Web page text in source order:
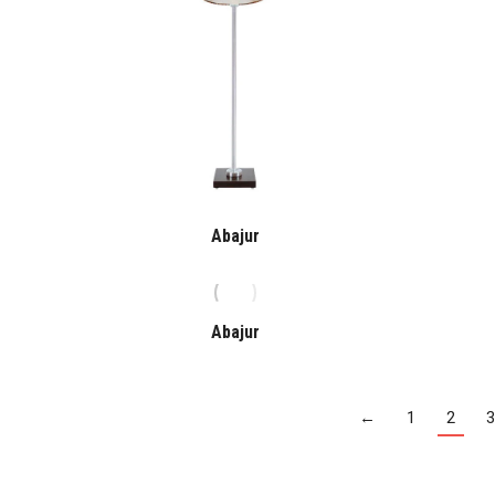
Abajur
Abajur
← 1 2 3